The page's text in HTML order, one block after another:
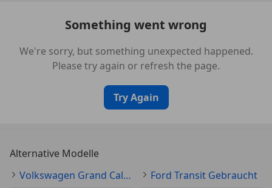
Something went wrong
We're sorry, but something unexpected happened.
Please try again or refresh the page.
Try Again
Alternative Modelle
Volkswagen Grand California Gebraucht
Ford Transit Gebraucht